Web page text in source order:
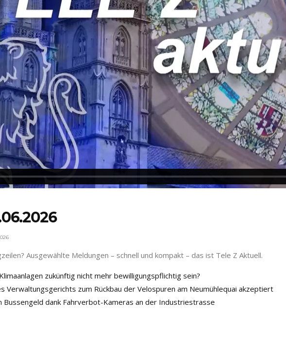
Ausgewählte Meldungen – schnell und kompakt – das ist Tele Z Aktuell.
zukünftig nicht mehr bewilligungspflichtig sein?
Verwaltungsgerichts zum Rückbau der Velospuren am Neumühlequai akzeptiert
Bussengeld dank Fahrverbot-Kameras an der Industriestrasse